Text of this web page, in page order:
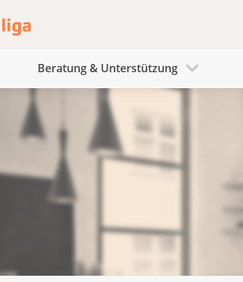
Beratung & Unterstützung